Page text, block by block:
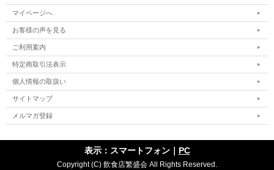
マイページへ
お客様の声を見る
ご利用案内
特定商取引法表示
個人情報の取扱い
サイトマップ
メルマガ登録
表示：スマートフォン｜ PC
Copyright (C) 飲食店繁盛会 All Rights Reserved.